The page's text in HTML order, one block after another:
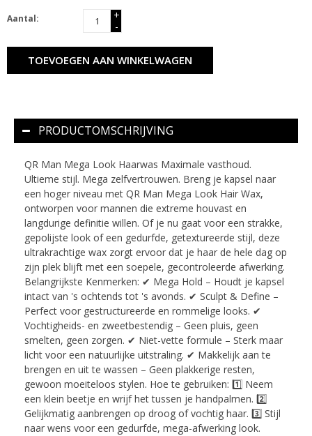
Aantal:
+
-
TOEVOEGEN AAN WINKELWAGEN
PRODUCTOMSCHRIJVING
QR Man Mega Look Haarwas Maximale vasthoud.
Ultieme stijl. Mega zelfvertrouwen. Breng je kapsel naar
een hoger niveau met QR Man Mega Look Hair Wax,
ontworpen voor mannen die extreme houvast en
langdurige definitie willen. Of je nu gaat voor een strakke,
gepolijste look of een gedurfde, getextureerde stijl, deze
ultrakrachtige wax zorgt ervoor dat je haar de hele dag op
zijn plek blijft met een soepele, gecontroleerde afwerking.
Belangrijkste Kenmerken: ✔ Mega Hold – Houdt je kapsel
intact van 's ochtends tot 's avonds. ✔ Sculpt & Define –
Perfect voor gestructureerde en rommelige looks. ✔
Vochtigheids- en zweetbestendig – Geen pluis, geen
smelten, geen zorgen. ✔ Niet-vette formule – Sterk maar
licht voor een natuurlijke uitstraling. ✔ Makkelijk aan te
brengen en uit te wassen – Geen plakkerige resten,
gewoon moeiteloos stylen. Hoe te gebruiken: 1️ Neem
een klein beetje en wrijf het tussen je handpalmen. 2️
Gelijkmatig aanbrengen op droog of vochtig haar. 3️ Stijl
naar wens voor een gedurfde, mega-afwerking look.